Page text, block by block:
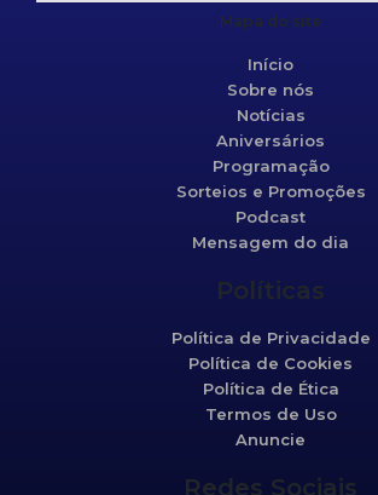
Mapa do site
Início
Sobre nós
Notícias
Aniversários
Programação
Sorteios e Promoções
Podcast
Mensagem do dia
Políticas
Política de Privacidade
Política de Cookies
Política de Ética
Termos de Uso
Anuncie
Redes Sociais